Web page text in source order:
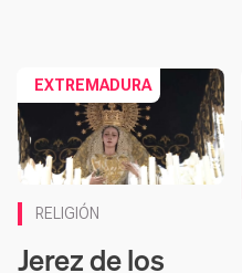
EXTREMADURA
RELIGIÓN
Jerez de los